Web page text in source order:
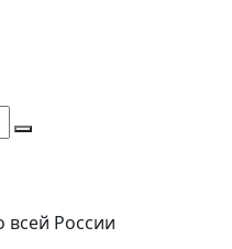
всей России